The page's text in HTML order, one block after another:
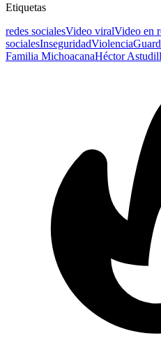
Etiquetas
redes socialesVideo viralVideo en
socialesInseguridadViolencia
Familia MichoacanaHéctor